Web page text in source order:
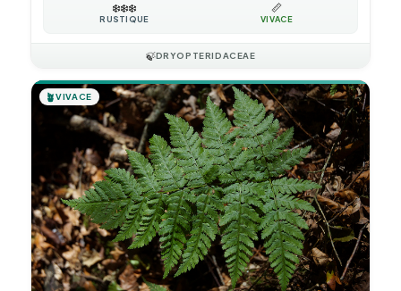
❄️❄️❄️
RUSTIQUE
📏
VIVACE
🍃DRYOPTERIDACEAE
🪴VIVACE